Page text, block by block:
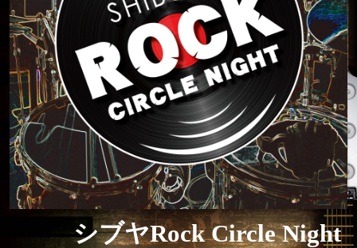
シブヤRock Circle Night